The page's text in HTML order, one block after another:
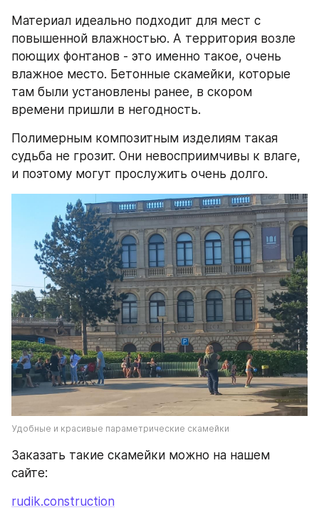
Материал идеально подходит для мест с
повышенной влажностью. А территория возле
поющих фонтанов - это именно такое, очень
влажное место. Бетонные скамейки, которые
там были установлены ранее, в скором
времени пришли в негодность.
Полимерным композитным изделиям такая
судьба не грозит. Они невосприимчивы к влаге,
и поэтому могут прослужить очень долго.
Удобные и красивые параметрические скамейки
Заказать такие скамейки можно на нашем
сайте:
rudik.construction